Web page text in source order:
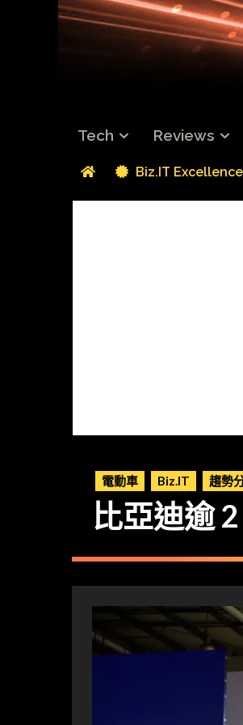
Tech Reviews
Biz.IT Excellence
電動車 Biz.IT 趨勢
比亞迪逾